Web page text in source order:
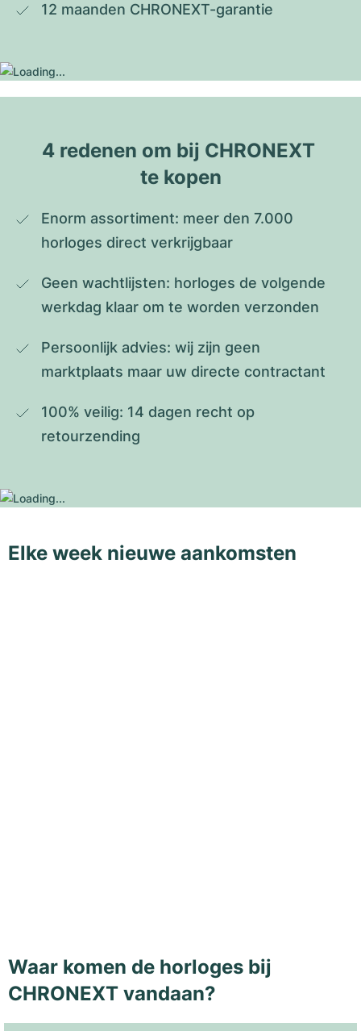
12 maanden CHRONEXT-garantie
4 redenen om bij CHRONEXT
te kopen
Enorm assortiment: meer den 7.000
horloges direct verkrijgbaar
Geen wachtlijsten: horloges de volgende
werkdag klaar om te worden verzonden
Persoonlijk advies: wij zijn geen
marktplaats maar uw directe contractant
100% veilig: 14 dagen recht op
retourzending
Elke week nieuwe aankomsten
Waar komen de horloges bij
CHRONEXT vandaan?